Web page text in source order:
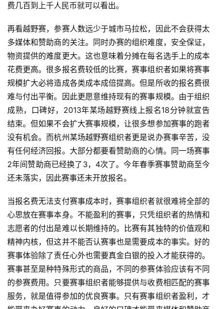
比
赛
观
费几百到上千人民币就可以看出。
再看越野赛，参赛人数远少于城市马拉松，因此不会获得太
多媒体和赞助商的关注。同时办赛的组织难度，安全保证，
物资提供的难度更大。这也意味着分摊在每名选手上的成本
花费更高。很多报名费较低的比赛，赛事组织者如果将赛事
规模扩大必将造成各类成本成倍提高。但是所收的报名费很
难与付出平衡。因此更愿意维持现有的赛事规模。由于组织
成熟，口碑好，2013年某场越野赛线上报名18分钟就宣告
结束。但如果不会扩大赛事规模，让很多想参加赛事的跑者
没有机会。而杭州某场越野赛组织者更是说办赛事辛苦，没
有任何经济回报。大部分都要看赞助商的心情。同一场赛事
2年间赞助商已经换了3，4次了。今年春季赛事赞助商至今
还未落实，因此赛事还未开放报名。
当报名费无法支付赛事成本时，赛事组织者就很难将全部的
心思放在赛事本身。不能盈利的赛事，只凭组织者的热情和
志愿者的付出是难以长期维持的。比赛有其独特的价值观和
精神内核，但这并不能否认赛事也是需要成本的事实。好的
赛事体验除了责任心外也需要真金白银的投入才能获得的。
赛事甚至是种特殊形式的商品，不同的参赛体验应该有不同
的参赛费用。只要赛事组织者能够提供与收费相匹配的赛事
服务，就是值得参加的优良赛事。只有赛事组织者盈利，才